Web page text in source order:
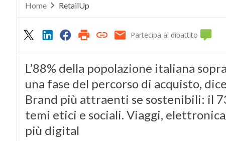
Home RetailUp
Partecipa al dibattito
L’88% della popolazione italiana
una fase del percorso di acquisto,
Brand più attraenti se sostenibili: il
temi etici e sociali. Viaggi,
più digital